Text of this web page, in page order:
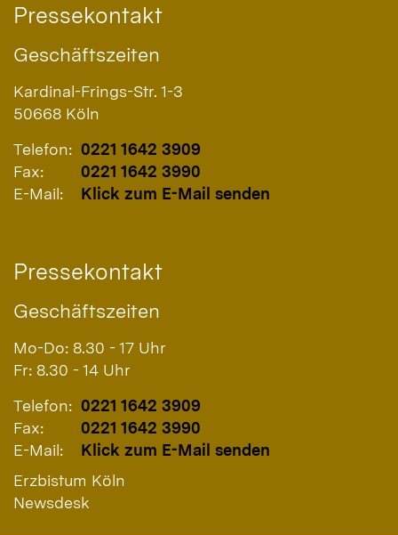
Pressekontakt
Geschäftszeiten
Kardinal-Frings-Str. 1-3
50668 Köln
Telefon: 0221 1642 3909
Fax:
0221 1642 3990
E-Mail:
Klick zum E-Mail senden
Pressekontakt
Geschäftszeiten
Mo-Do: 8.30 - 17 Uhr
Fr: 8.30 - 14 Uhr
Telefon: 0221 1642 3909
Fax:
0221 1642 3990
E-Mail:
Klick zum E-Mail senden
Erzbistum Köln
Newsdesk